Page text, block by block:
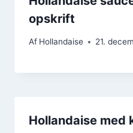
opskrift
Af Hollandaise 21.
Hollandaise